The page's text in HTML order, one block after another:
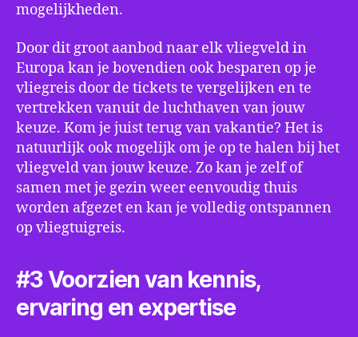
mogelijkheden.
Door dit groot aanbod naar elk vliegveld in
Europa kan je bovendien ook besparen op je
vliegreis door de tickets te vergelijken en te
vertrekken vanuit de luchthaven van jouw
keuze. Kom je juist terug van vakantie? Het is
natuurlijk ook mogelijk om je op te halen bij het
vliegveld van jouw keuze. Zo kan je zelf of
samen met je gezin weer eenvoudig thuis
worden afgezet en kan je volledig ontspannen
op vliegtuigreis.
#3 Voorzien van kennis,
ervaring en expertise